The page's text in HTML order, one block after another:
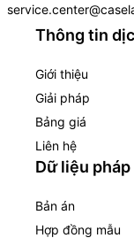
Thông tin
Giới thiệu
Giải pháp
Bảng giá
Liên hệ
Dữ liệu pháp
Bản án
Hợp đồng mẫu